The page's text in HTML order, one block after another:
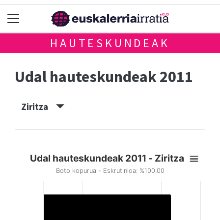
HAUTESKUNDEAK
Udal hauteskundeak 2011
Ziritza
Udal hauteskundeak 2011 - Ziritza
Boto kopurua - Eskrutinioa: %100,00